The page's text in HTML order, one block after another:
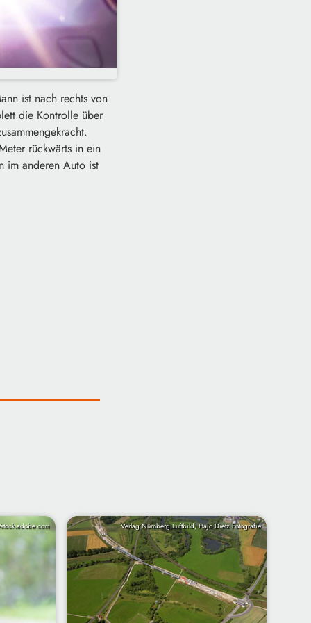
ist nach rechts von
die Kontrolle über
rückwärts in ein
im anderen Auto ist
Verlag Nürnberg Luftbild, Hajo Dietz Fotografie